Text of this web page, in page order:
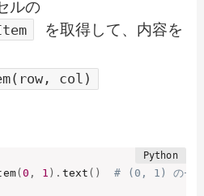
ルの
を取得して、内容を
col)
( 0 , 1 ) . text ( )
# (0, 1) のセル